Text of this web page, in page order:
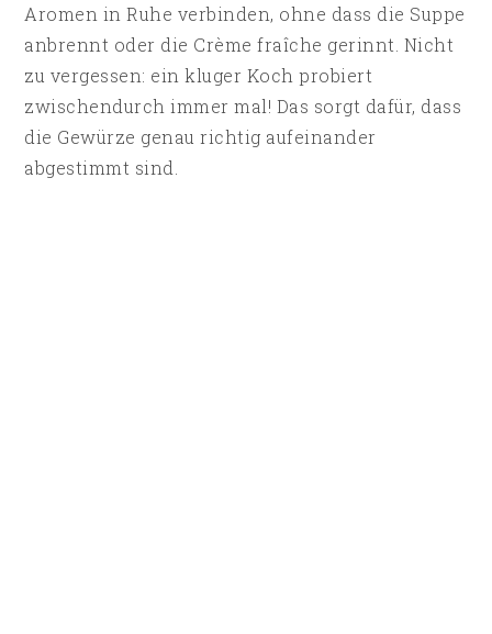
Aromen in Ruhe verbinden, ohne dass die Suppe
anbrennt oder die Crème fraîche gerinnt. Nicht
zu vergessen: ein kluger Koch probiert
zwischendurch immer mal! Das sorgt dafür, dass
die Gewürze genau richtig aufeinander
abgestimmt sind.